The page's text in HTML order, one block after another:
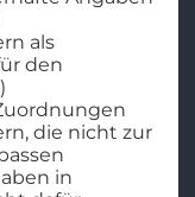
als
den
die nicht zur
in